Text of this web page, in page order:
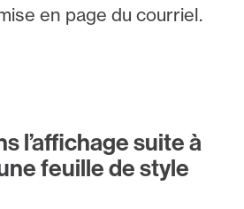
en page du courriel.
l’affichage suite à
feuille de style